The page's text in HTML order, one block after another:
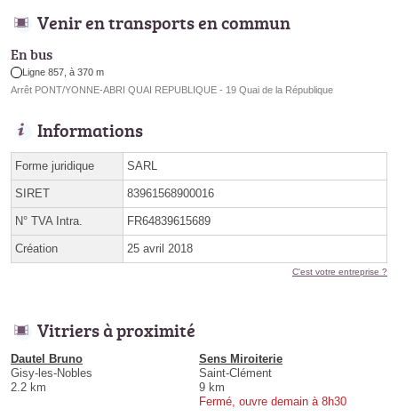
Venir en transports en commun
En bus
Ligne 857, à 370 m
Arrêt PONT/YONNE-ABRI QUAI REPUBLIQUE - 19 Quai de la République
Informations
Forme juridique SARL
SIRET 83961568900016
N° TVA Intra. FR64839615689
Création 25 avril 2018
C'est votre entreprise ?
Vitriers à proximité
Dautel Bruno
Gisy-les-Nobles
2.2 km
Sens Miroiterie
Saint-Clément
9 km
Fermé, ouvre demain à 8h30